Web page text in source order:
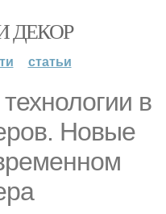
ДЕКОР
статьи
в
Новые